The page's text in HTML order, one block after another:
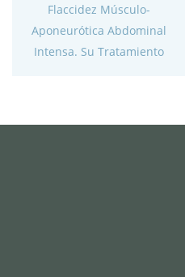
Flaccidez Músculo-
Aponeurótica Abdominal
Intensa. Su Tratamiento